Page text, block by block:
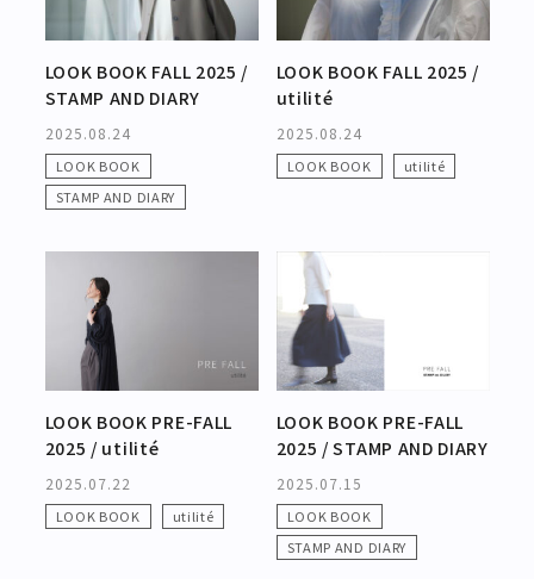
LOOK BOOK FALL 2025 /
STAMP AND DIARY
2025.08.24
LOOK BOOK
STAMP AND DIARY
LOOK BOOK FALL 2025 /
utilité
2025.08.24
LOOK BOOK utilité
LOOK BOOK PRE-FALL
2025 / utilité
2025.07.22
LOOK BOOK utilité
LOOK BOOK PRE-FALL
2025 / STAMP AND DIARY
2025.07.15
LOOK BOOK
STAMP AND DIARY